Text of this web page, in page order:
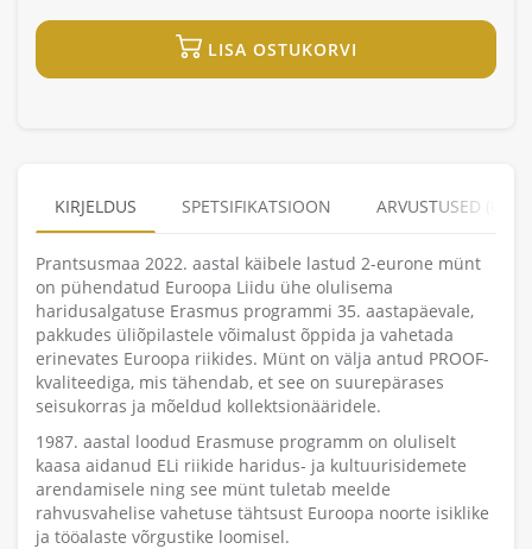
LISA OSTUKORVI
KIRJELDUS SPETSIFIKATSIOON ARVUSTUSED (0)
Prantsusmaa 2022. aastal käibele lastud 2-eurone münt
on pühendatud Euroopa Liidu ühe olulisema
haridusalgatuse Erasmus programmi 35. aastapäevale,
pakkudes üliõpilastele võimalust õppida ja vahetada
erinevates Euroopa riikides. Münt on välja antud PROOF-
kvaliteediga, mis tähendab, et see on suurepärases
seisukorras ja mõeldud kollektsionääridele.
1987. aastal loodud Erasmuse programm on oluliselt
kaasa aidanud ELi riikide haridus- ja kultuurisidemete
arendamisele ning see münt tuletab meelde
rahvusvahelise vahetuse tähtsust Euroopa noorte isiklike
ja tööalaste võrgustike loomisel.